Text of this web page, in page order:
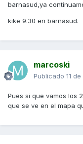
barnasud,ya
kike 9.30 en barnasud.
marcoski
Publicado 11
Pues si que vamos los
que se ve en el mapa